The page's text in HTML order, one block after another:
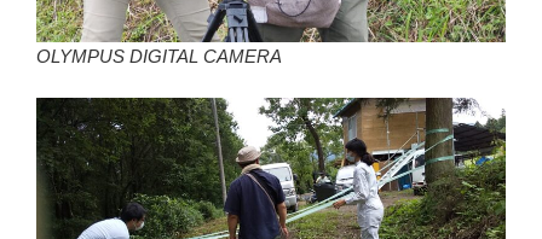
OLYMPUS DIGITAL CAMERA